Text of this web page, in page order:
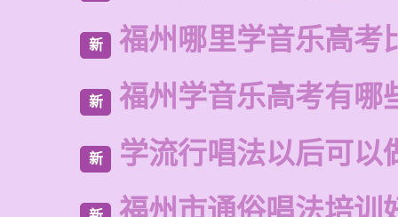
新 福州哪里学音乐高考
新 福州学音乐高考有哪
新 学流行唱法以后可以
福州市通俗唱法培训